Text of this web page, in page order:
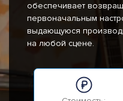
обеспечивает
первоначальным
выдающуюся
на любой сцене.